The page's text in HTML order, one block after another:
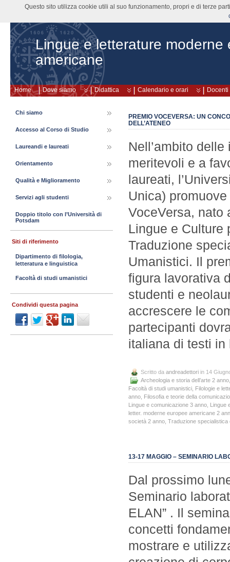
Lingue e letterature moderne
americane
Home Dove siamo Didattica Calendario e orari Docenti
PREMIO VOCEVERSA: UN
DELL’ATENEO
Nell’ambito
meritevoli e a
laureati,
Unica)
VoceVersa, nato
Lingue e Culture
Traduzione
Umanistici. Il
figura lavorativa
studenti e
accrescere le
partecipanti
italiana di testi
Scritto da andreadettori in 14
Archeologia e storia dell’arte 2 anno
Facoltà di studi umanistici Filologie e
anno Filosofia e teorie della
Lingue e comunicazione 3 anno Lingue
letter. moderne europee americane 2
società 2 anno Traduzione specialistica
13-17 MAGGIO – SEMINARIO
Dal prossimo
Seminario
ELAN” . Il
concetti
mostrare e
Chi siamo
Accesso al Corso di Studio
Laureandi e laureati
Orientamento
Qualità e Miglioramento
Servizi agli studenti
Doppio titolo con l’Università di
Potsdam
Siti di riferimento
Dipartimento di filologia,
letteratura e linguistica
Facoltà di studi umanistici
Condividi questa pagina
Questo sito utilizza cookie utili al suo funzionamento, propri e di terze